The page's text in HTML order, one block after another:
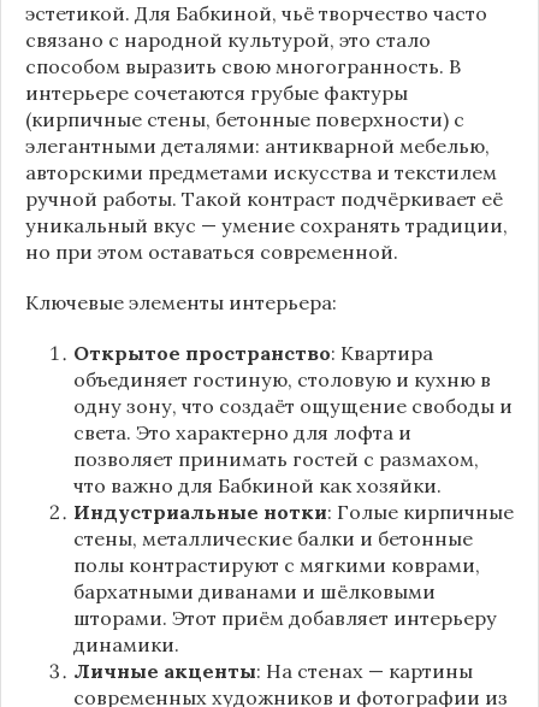
эстетикой. Для Бабкиной, чьё творчество часто
связано с народной культурой, это стало
способом выразить свою многогранность. В
интерьере сочетаются грубые фактуры
(кирпичные стены, бетонные поверхности) с
элегантными деталями: антикварной мебелью,
авторскими предметами искусства и текстилем
ручной работы. Такой контраст подчёркивает её
уникальный вкус — умение сохранять традиции,
но при этом оставаться современной.
Ключевые элементы интерьера:
Открытое пространство: Квартира
объединяет гостиную, столовую и кухню в
одну зону, что создаёт ощущение свободы и
света. Это характерно для лофта и
позволяет принимать гостей с размахом,
что важно для Бабкиной как хозяйки.
Индустриальные нотки: Голые кирпичные
стены, металлические балки и бетонные
полы контрастируют с мягкими коврами,
бархатными диванами и шёлковыми
шторами. Этот приём добавляет интерьеру
динамики.
Личные акценты: На стенах — картины
современных художников и фотографии из